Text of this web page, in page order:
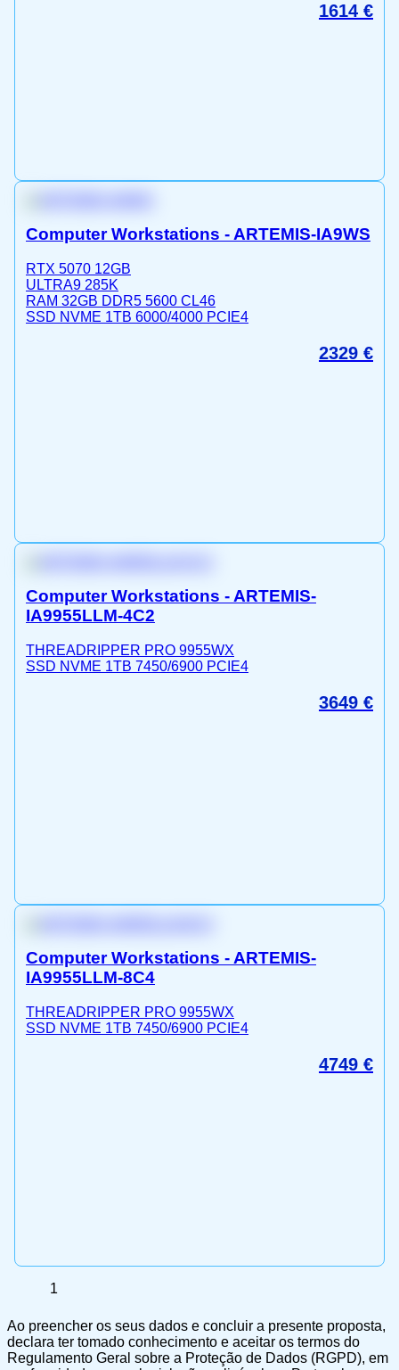
1614 €
Computer Workstations - ARTEMIS-IA9WS
RTX 5070 12GB
ULTRA9 285K
RAM 32GB DDR5 5600 CL46
SSD NVME 1TB 6000/4000 PCIE4
2329 €
Computer Workstations - ARTEMIS-
IA9955LLM-4C2
THREADRIPPER PRO 9955WX
SSD NVME 1TB 7450/6900 PCIE4
3649 €
Computer Workstations - ARTEMIS-
IA9955LLM-8C4
THREADRIPPER PRO 9955WX
SSD NVME 1TB 7450/6900 PCIE4
4749 €
1
Ao preencher os seus dados e concluir a presente proposta,
declara ter tomado conhecimento e aceitar os termos do
Regulamento Geral sobre a Proteção de Dados (RGPD), em